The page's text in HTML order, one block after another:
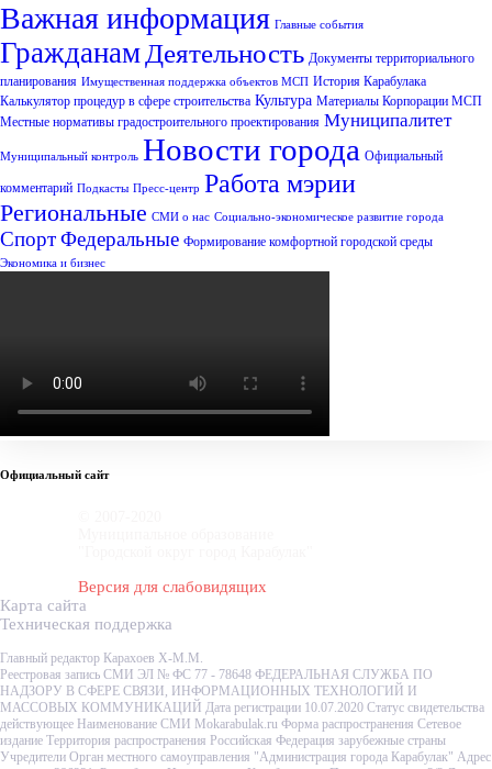
Важная информация Главные события
Гражданам Деятельность Документы территориального
планирования Имущественная поддержка объектов МСП История Карабулака
Калькулятор процедур в сфере строительства Культура Материалы Корпорации МСП
Местные нормативы градостроительного проектирования Муниципалитет
Муниципальный контроль Новости города Официальный
комментарий Подкасты Пресс-центр Работа мэрии
Региональные СМИ о нас Социально-экономическое развитие города
СпортФедеральные Формирование комфортной городской среды
Экономика и бизнес
Официальный сайт
Версия для слабовидящих
Карта сайта
Техническая поддержка
Главный редактор Карахоев Х-М.М.
Реестровая запись СМИ ЭЛ № ФС 77 - 78648 ФЕДЕРАЛЬНАЯ СЛУЖБА ПО
НАДЗОРУ В СФЕРЕ СВЯЗИ, ИНФОРМАЦИОННЫХ ТЕХНОЛОГИЙ И
МАССОВЫХ КОММУНИКАЦИЙ Дата регистрации 10.07.2020 Статус свидетельства
действующее Наименование СМИ Mokarabulak.ru Форма распространения Сетевое
издание Территория распространения Российская Федерация зарубежные страны
Учредители Орган местного самоуправления "Администрация города Карабулак" Адрес